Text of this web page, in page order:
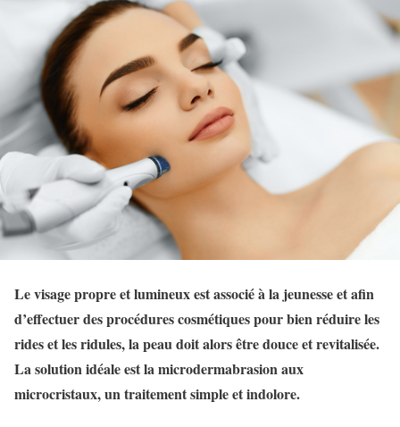
Le visage propre et lumineux est associé à la jeunesse et afin
d’effectuer des procédures cosmétiques pour bien réduire les
rides et les ridules, la peau doit alors être douce et revitalisée.
La solution idéale est la microdermabrasion aux
microcristaux, un traitement simple et indolore.